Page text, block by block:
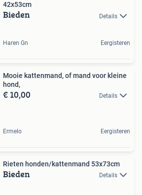
42x53cm
Bieden Details
Haren Gn Eergisteren
Mooie kattenmand, of mand voor kleine
hond,
€ 10,00 Details
Ermelo Eergisteren
Rieten honden/kattenmand 53x73cm
Bieden Details